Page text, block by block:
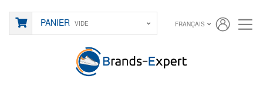
PANIER VIDE FRANÇAIS